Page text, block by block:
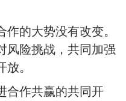
的大势没有改变。
风险挑战，共同加强
。
作共赢的共同开